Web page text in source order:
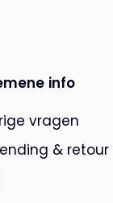
info
vragen
& retour